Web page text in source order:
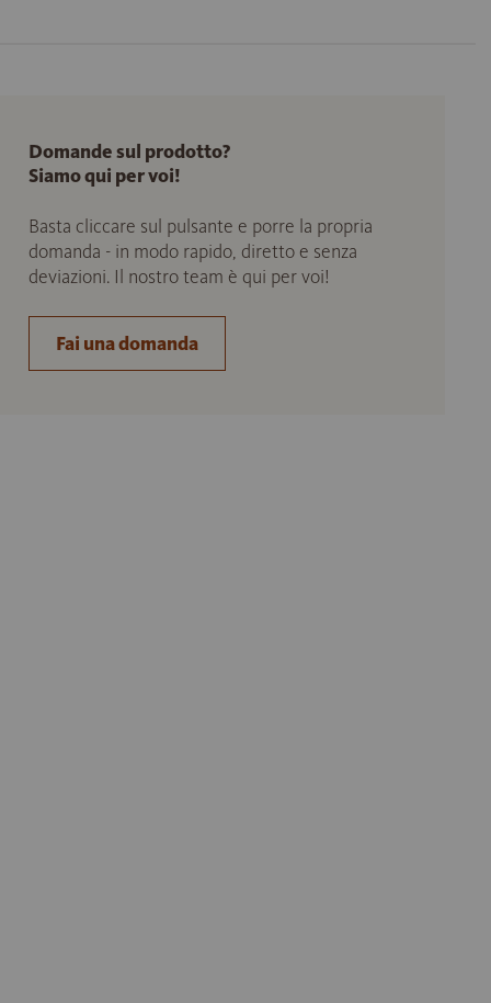
Domande sul prodotto?
Siamo qui per voi!
Basta cliccare sul pulsante e porre la propria
domanda - in modo rapido, diretto e senza
deviazioni. Il nostro team è qui per voi!
Fai una domanda